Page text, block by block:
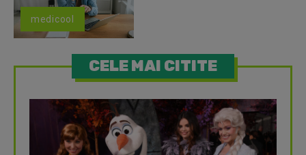
medicool
CELE MAI CITITE